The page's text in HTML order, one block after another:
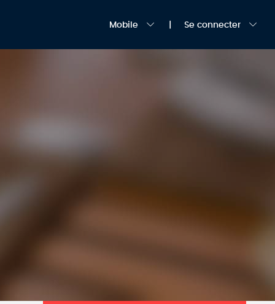
Mobile Se connecter